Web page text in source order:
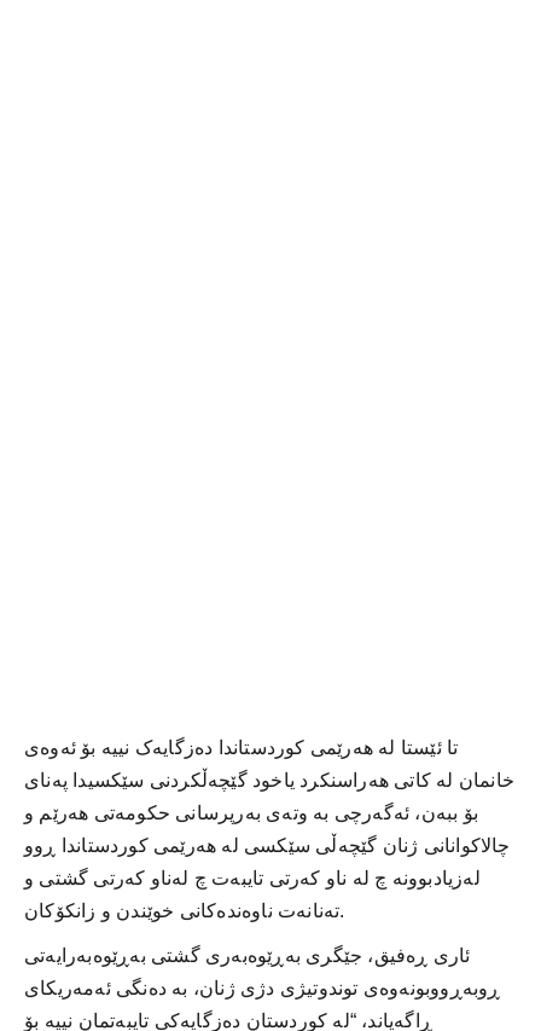
تا ئێستا لە هەرێمی کوردستاندا دەزگایەک نییە بۆ ئەوەی
خانمان لە کاتی هەراسنکرد یاخود گێچەڵکردنی سێکسیدا پەنای
بۆ ببەن، ئەگەرچی بە وتەی بەرپرسانی حکومەتی هەرێم و
چالاکوانانی ژنان گێچەڵی سێکسی لە هەرێمی کوردستاندا ڕوو
لەزیادبوونە چ لە ناو کەرتی تایبەت چ لەناو کەرتی گشتی و
تەنانەت ناوەندەکانی خوێندن و زانکۆکان.
ئاری ڕەفیق، جێگری بەڕێوەبەری گشتی بەڕێوەبەرایەتی
ڕوبەڕووبونەوەی توندوتیژی دژی ژنان، بە دەنگی ئەمەریکای
ڕاگەیاند، “لە کوردستان دەزگایەکی تایبەتمان نییە بۆ